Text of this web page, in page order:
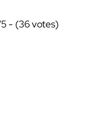
- (36 votes)